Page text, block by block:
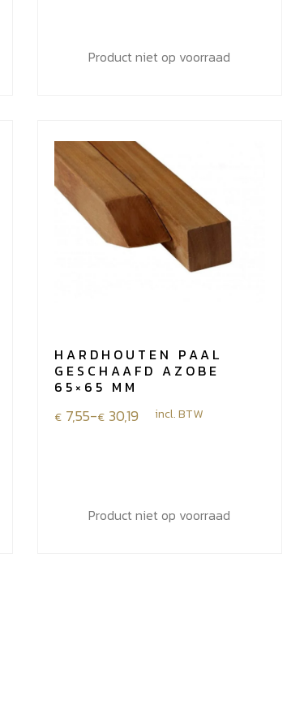
Product niet op voorraad
HARDHOUTEN PAAL
GESCHAAFD AZOBE
65×65 MM
€ 7,55-€ 30,19
Prijsklasse:
incl. BTW
Product niet op voorraad